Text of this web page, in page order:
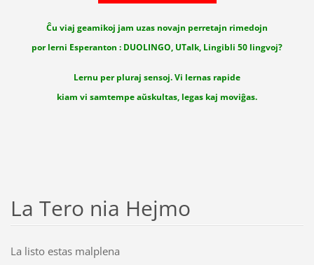
Ĉu viaj geamikoj jam uzas novajn perretajn rimedojn
por lerni Esperanton : DUOLINGO, UTalk, Lingibli 50 lingvoj?
Lernu per pluraj sensoj. Vi lernas rapide
kiam vi samtempe aŭskultas, legas kaj moviĝas.
La Tero nia Hejmo
La listo estas malplena